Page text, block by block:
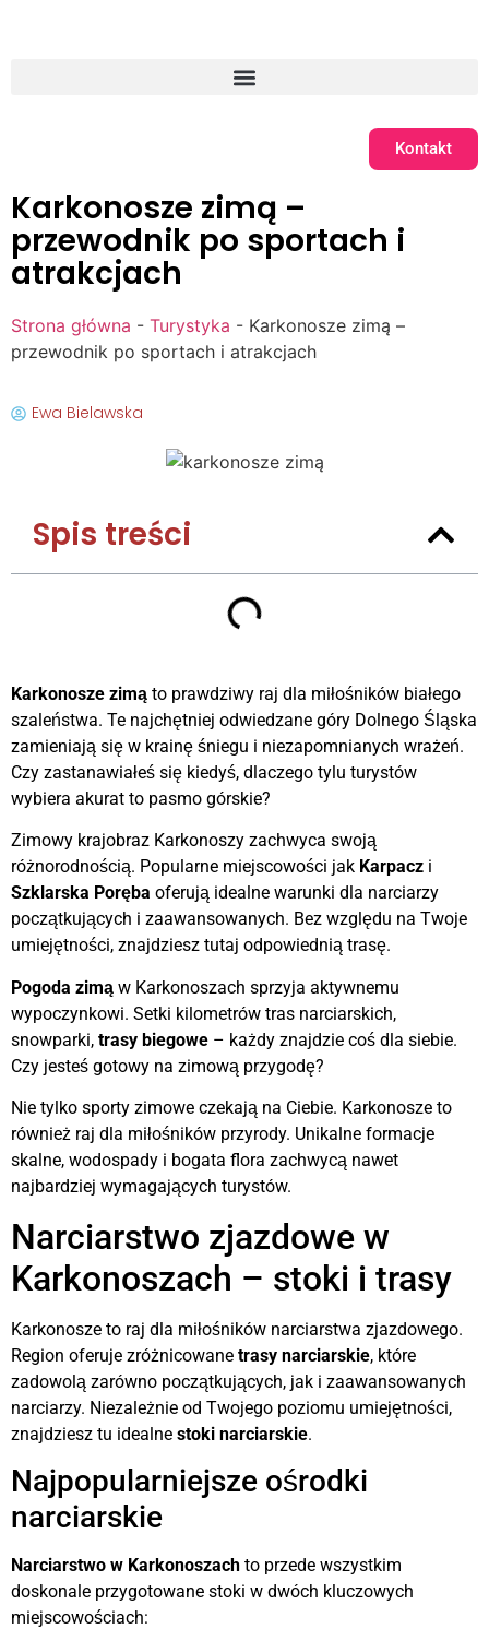
Kontakt
Karkonosze zimą –
przewodnik po sportach i
atrakcjach
Strona główna - Turystyka - Karkonosze zimą –
przewodnik po sportach i atrakcjach
Ewa Bielawska
Spis treści
Karkonosze zimą to prawdziwy raj dla miłośników białego
szaleństwa. Te najchętniej odwiedzane góry Dolnego Śląska
zamieniają się w krainę śniegu i niezapomnianych wrażeń.
Czy zastanawiałeś się kiedyś, dlaczego tylu turystów
wybiera akurat to pasmo górskie?
Zimowy krajobraz Karkonoszy zachwyca swoją
różnorodnością. Popularne miejscowości jak Karpacz i
Szklarska Poręba oferują idealne warunki dla narciarzy
początkujących i zaawansowanych. Bez względu na Twoje
umiejętności, znajdziesz tutaj odpowiednią trasę.
Pogoda zimą w Karkonoszach sprzyja aktywnemu
wypoczynkowi. Setki kilometrów tras narciarskich,
snowparki, trasy biegowe – każdy znajdzie coś dla siebie.
Czy jesteś gotowy na zimową przygodę?
Nie tylko sporty zimowe czekają na Ciebie. Karkonosze to
również raj dla miłośników przyrody. Unikalne formacje
skalne, wodospady i bogata flora zachwycą nawet
najbardziej wymagających turystów.
Narciarstwo zjazdowe w
Karkonoszach – stoki i trasy
Karkonosze to raj dla miłośników narciarstwa zjazdowego.
Region oferuje zróżnicowane trasy narciarskie, które
zadowolą zarówno początkujących, jak i zaawansowanych
narciarzy. Niezależnie od Twojego poziomu umiejętności,
znajdziesz tu idealne stoki narciarskie.
Najpopularniejsze ośrodki
narciarskie
Narciarstwo w Karkonoszach to przede wszystkim
doskonale przygotowane stoki w dwóch kluczowych
miejscowościach: